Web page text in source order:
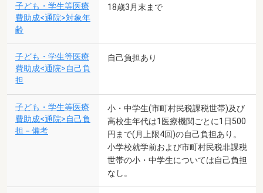
子ども・学生等医療
費助成<通院>対象年
齢
18歳3月末まで
子ども・学生等医療
費助成<通院>自己負
担
自己負担あり
子ども・学生等医療
費助成<通院>自己負
担－備考
小・中学生(市町村民税課税世帯)及び
高校生年代は1医療機関ごとに1日500
円まで(月上限4回)の自己負担あり。
小学校就学前および市町村民税非課税
世帯の小・中学生については自己負担
なし。